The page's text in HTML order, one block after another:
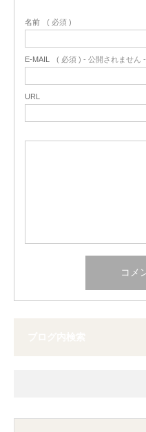
名前 ( 必須 )
E-MAIL ( 必須 ) - 公開されません -
URL